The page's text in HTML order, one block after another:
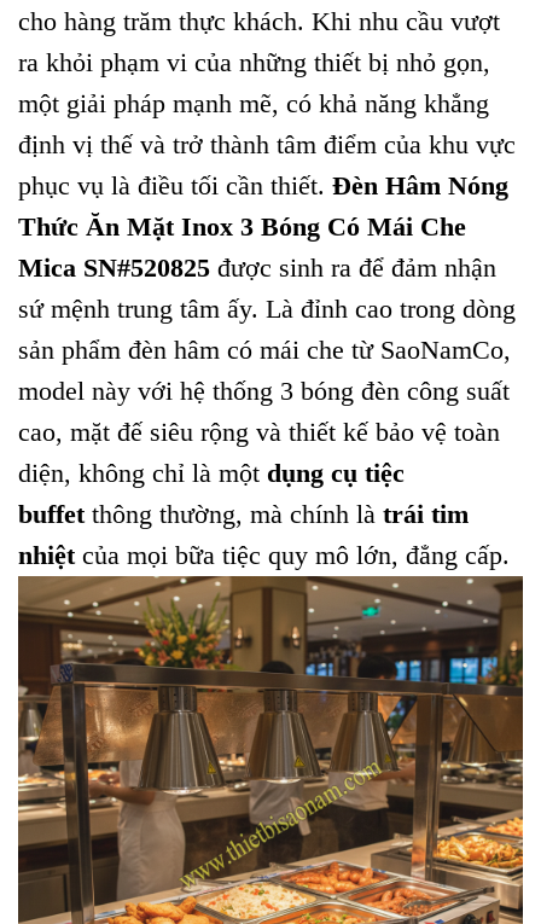
cho hàng trăm thực khách. Khi nhu cầu vượt
ra khỏi phạm vi của những thiết bị nhỏ gọn,
một giải pháp mạnh mẽ, có khả năng khẳng
định vị thế và trở thành tâm điểm của khu vực
phục vụ là điều tối cần thiết. Đèn Hâm Nóng
Thức Ăn Mặt Inox 3 Bóng Có Mái Che
Mica SN#520825 được sinh ra để đảm nhận
sứ mệnh trung tâm ấy. Là đỉnh cao trong dòng
sản phẩm đèn hâm có mái che từ SaoNamCo,
model này với hệ thống 3 bóng đèn công suất
cao, mặt đế siêu rộng và thiết kế bảo vệ toàn
diện, không chỉ là một dụng cụ tiệc
buffetthông thường, mà chính là trái tim
nhiệtcủa mọi bữa tiệc quy mô lớn, đẳng cấp.